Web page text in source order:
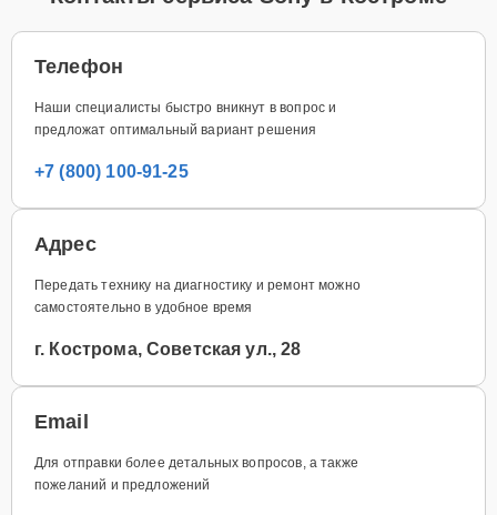
Телефон
Наши специалисты быстро вникнут в вопрос и
предложат оптимальный вариант решения
+7 (800) 100-91-25
Адрес
Передать технику на диагностику и ремонт можно
самостоятельно в удобное время
г. Кострома, Советская ул., 28
Email
Для отправки более детальных вопросов, а также
пожеланий и предложений